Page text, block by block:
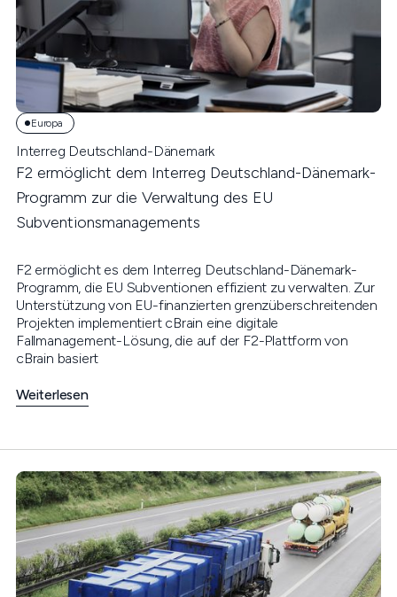
Europa
Interreg Deutschland-Dänemark
F2 ermöglicht dem Interreg Deutschland-Dänemark-
Programm zur die Verwaltung des EU
Subventionsmanagements
F2 ermöglicht es dem Interreg Deutschland-Dänemark-
Programm, die EU Subventionen effizient zu verwalten. Zur
Unterstützung von EU-finanzierten grenzüberschreitenden
Projekten implementiert cBrain eine digitale
Fallmanagement-Lösung, die auf der F2-Plattform von
cBrain basiert
Weiterlesen